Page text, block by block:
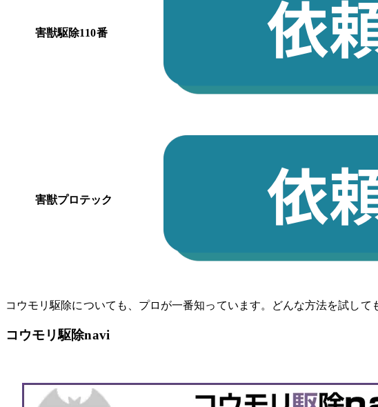
害獣駆除110番
害獣プロテック
コウモリ駆除についても、プロが一番知っています。どんな方法を試し
コウモリ駆除navi